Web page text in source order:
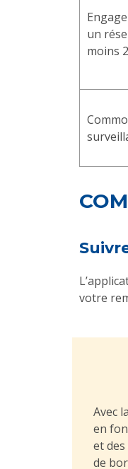
un
moins
votre
Avec
en
et
de